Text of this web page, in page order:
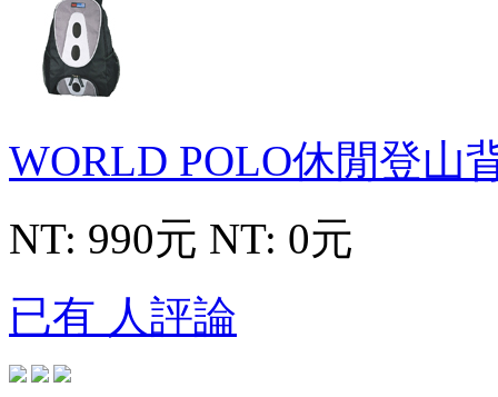
WORLD POLO休閒登山
NT: 990元 NT: 0元
已有 人評論